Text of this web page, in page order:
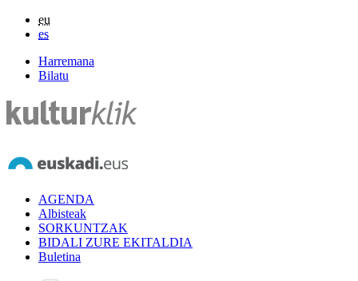
eu
es
Harremana
Bilatu
AGENDA
Albisteak
SORKUNTZAK
BIDALI ZURE EKITALDIA
Buletina